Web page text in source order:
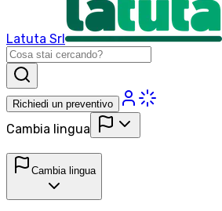
Latuta Srl
Richiedi un preventivo
Cambia lingua
Cambia lingua